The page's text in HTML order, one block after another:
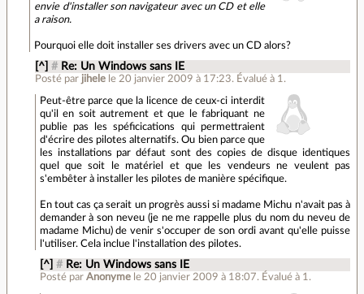
envie d'installer son navigateur avec un CD et elle
a raison.
Pourquoi elle doit installer ses drivers avec un CD alors?
[^] # Re: Un Windows sans IE
Posté par jihele le 20 janvier 2009 à 17:23. Évalué à 1 .
Peut-être parce que la licence de ceux-ci interdit
qu'il en soit autrement et que le fabriquant ne
publie pas les spéficications qui permettraient
d'écrire des pilotes alternatifs. Ou bien parce que
les installations par défaut sont des copies de disque identiques
quel que soit le matériel et que les vendeurs ne veulent pas
s'embêter à installer les pilotes de manière spécifique.
En tout cas ça serait un progrès aussi si madame Michu n'avait pas à
demander à son neveu (je ne me rappelle plus du nom du neveu de
madame Michu) de venir s'occuper de son ordi avant qu'elle puisse
l'utiliser. Cela inclue l'installation des pilotes.
[^] # Re: Un Windows sans IE
Posté par Anonyme le 20 janvier 2009 à 18:07.Évalué à 1.